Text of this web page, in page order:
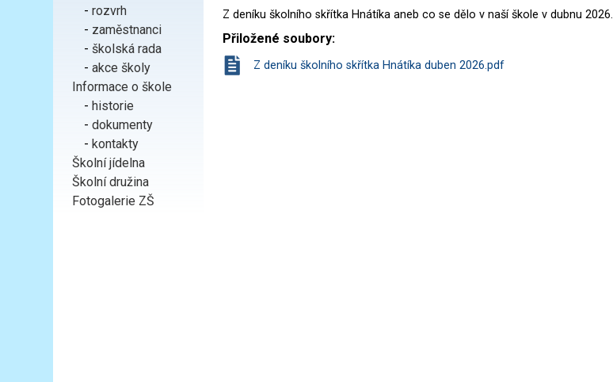
-rozvrh
- zaměstnanci
-školská rada
-akce školy
Informace o škole
-historie
-dokumenty
-kontakty
Školní jídelna
Školní družina
Fotogalerie ZŠ
Z deníku školního skřítka Hnátíka aneb co se dělo v naší škole v dubnu 2026.
Přiložené soubory:
Z deníku školního skřítka Hnátíka duben 2026.pdf